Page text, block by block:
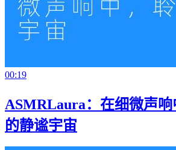
00:19
ASMRLaura：在细微声响
的静谧宇宙